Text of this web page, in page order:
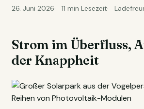
26. Juni 2026 11 min Lesezeit
Strom im Überfluss,
der Knappheit